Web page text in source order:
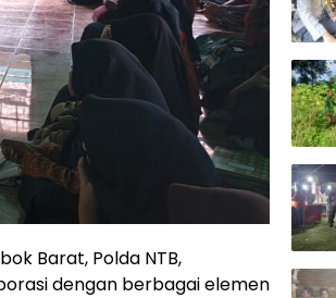
Barat, Polda NTB,
dengan berbagai elemen